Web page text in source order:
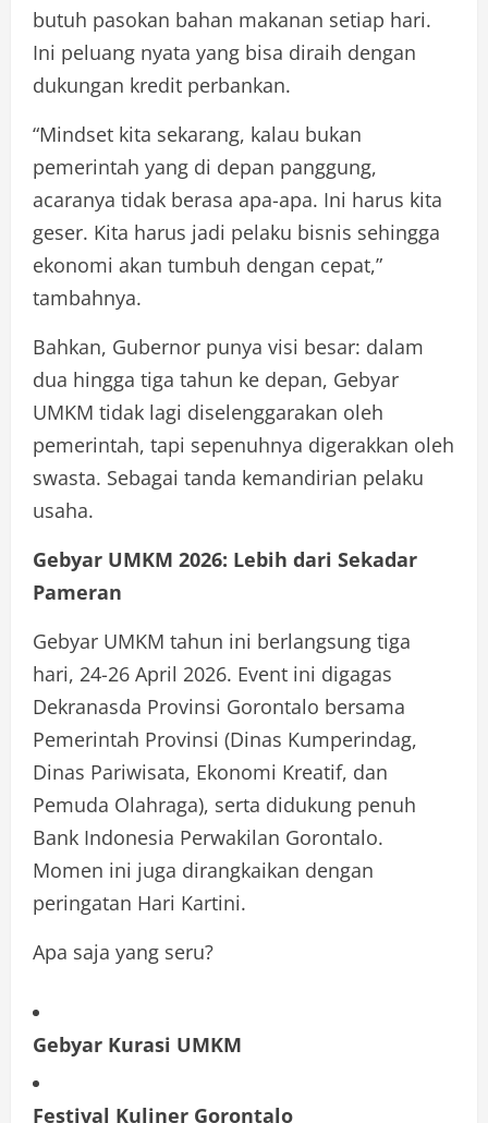
butuh pasokan bahan makanan setiap hari.
Ini peluang nyata yang bisa diraih dengan
dukungan kredit perbankan.
“Mindset kita sekarang, kalau bukan
pemerintah yang di depan panggung,
acaranya tidak berasa apa-apa. Ini harus kita
geser. Kita harus jadi pelaku bisnis sehingga
ekonomi akan tumbuh dengan cepat,”
tambahnya.
Bahkan, Gubernor punya visi besar: dalam
dua hingga tiga tahun ke depan, Gebyar
UMKM tidak lagi diselenggarakan oleh
pemerintah, tapi sepenuhnya digerakkan oleh
swasta. Sebagai tanda kemandirian pelaku
usaha.
Gebyar UMKM 2026: Lebih dari Sekadar
Pameran
Gebyar UMKM tahun ini berlangsung tiga
hari, 24-26 April 2026. Event ini digagas
Dekranasda Provinsi Gorontalo bersama
Pemerintah Provinsi (Dinas Kumperindag,
Dinas Pariwisata, Ekonomi Kreatif, dan
Pemuda Olahraga), serta didukung penuh
Bank Indonesia Perwakilan Gorontalo.
Momen ini juga dirangkaikan dengan
peringatan Hari Kartini.
Apa saja yang seru?
Gebyar Kurasi UMKM
Festival Kuliner Gorontalo